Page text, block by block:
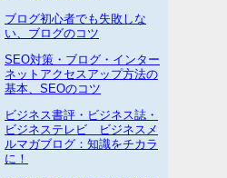
ブログ初心者でも失敗しな
い、ブログのコツ
SEO対策・ブログ・インター
ネットアクセスアップ方法の
基本、SEOのコツ
ビジネス書評・ビジネス誌・
ビジネステレビ ビジネスメ
ルマガブログ：知識をチカラ
に！